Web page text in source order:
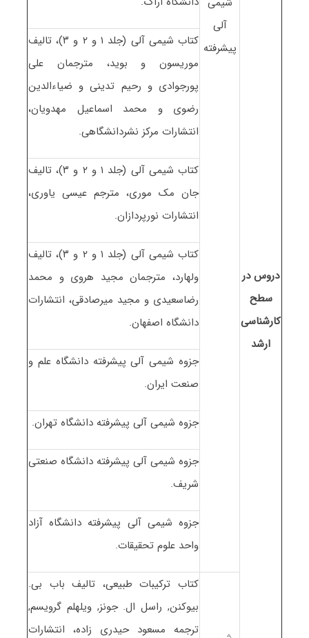
دروس در
سطح
کارشناسی
ارشد
آلی
پیشرفته
کتاب شیمی آلی (جلد ۱ و ۲ و ۳)، تالیف
موریسون و بوید، مترجمان علی
پورجوادی و رحیم تدینی و ضیاءالدین
رضوی و محمد اسماعیل مهدویان،
انتشارات مرکز نشردانشگاهی.
کتاب شیمی آلی (جلد ۱ و ۲ و ۳)، تالیف
جان مک موری، مترجم عیسی یاوری،
انتشارات نورپردازان.
کتاب شیمی آلی (جلد ۱ و ۲ و ۳)، تالیف
ولهارد، مترجمان مجید هروی و محمد
رضاسعیدی و مجید میرصادقی، انتشارات
دانشگاه اصفهان.
جزوه شیمی آلی پیشرفته دانشگاه علم و
صنعت ایران.
جزوه شیمی آلی پیشرفته دانشگاه تهران.
جزوه شیمی آلی پیشرفته دانشگاه صنعتی
شریف.
جزوه شیمی آلی پیشرفته دانشگاه آزاد
واحد علوم تحقیقات.
کتاب ترکیبات طبیعی، تالیف باب بی.
بیوکنن, راسل ال. جونز, ویلهلم گرویسم,
ترجمه مسعود حیدری زاده، انتشارات